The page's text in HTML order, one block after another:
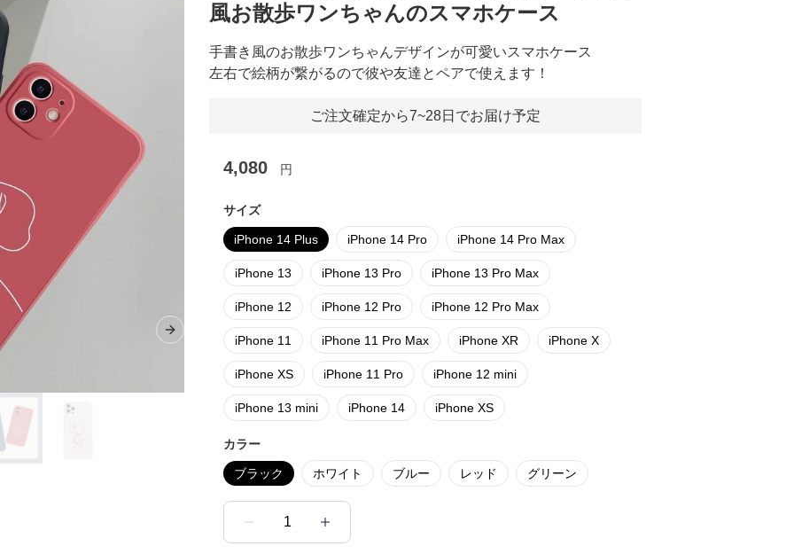
Next slide
風お散歩ワンちゃんのスマホケース
手書き風のお散歩ワンちゃんデザインが可愛いスマホケース
左右で絵柄が繋がるので彼や友達とペアで使えます！
ご注文確定から7~28日でお届け予定
4,080 円
サイズ
iPhone 14 Plus iPhone 14 Pro iPhone 14 Pro Max
iPhone 13 iPhone 13 Pro iPhone 13 Pro Max
iPhone 12 iPhone 12 Pro iPhone 12 Pro Max
iPhone 11 iPhone 11 Pro Max iPhone XR iPhone X
iPhone XS iPhone 11 Pro iPhone 12 mini
iPhone 13 mini iPhone 14 iPhone XS
カラー
ブラック ホワイト ブルー レッド グリーン
1